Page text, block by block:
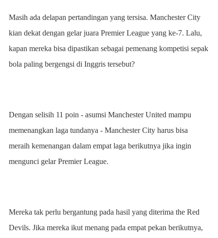
Masih ada delapan pertandingan yang tersisa. Manchester City
kian dekat dengan gelar juara Premier League yang ke-7. Lalu,
kapan mereka bisa dipastikan sebagai pemenang kompetisi sepak
bola paling bergengsi di Inggris tersebut?
Dengan selisih 11 poin - asumsi Manchester United mampu
memenangkan laga tundanya - Manchester City harus bisa
meraih kemenangan dalam empat laga berikutnya jika ingin
mengunci gelar Premier League.
Mereka tak perlu bergantung pada hasil yang diterima the Red
Devils. Jika mereka ikut menang pada empat pekan berikutnya,